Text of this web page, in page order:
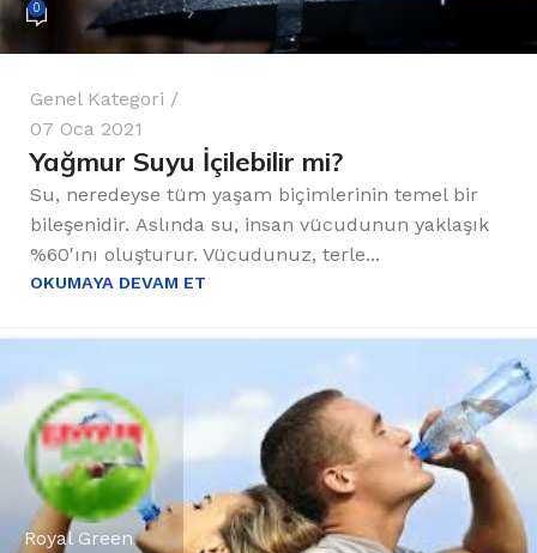
0
Genel Kategori
07 Oca 2021
Yağmur Suyu İçilebilir mi?
Su, neredeyse tüm yaşam biçimlerinin temel bir
bileşenidir. Aslında su, insan vücudunun yaklaşık
%60'ını oluşturur. Vücudunuz, terle...
OKUMAYA DEVAM ET
Royal Green